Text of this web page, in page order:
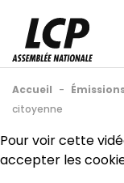
contenu
principal
Fil
d'Ariane
Accueil -
citoyenne
Back
to
Pour voir cette
accepter les